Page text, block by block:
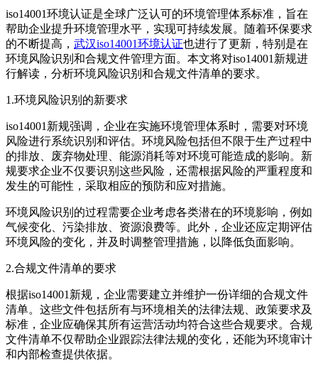
iso14001环境认证是全球广泛认可的环境管理体系标准，旨在
帮助企业提升环境管理水平，实现可持续发展。随着环保要求
的不断提高， 武汉iso14001环境认证也进行了更新，特别是在
环境风险识别和合规文件管理方面。本文将对iso14001新规进
行解读，分析环境风险识别和合规文件清单的要求。
1.环境风险识别的新要求
iso14001新规强调，企业在实施环境管理体系时，需要对环境
风险进行系统识别和评估。环境风险包括但不限于生产过程中
的排放、废弃物处理、能源消耗等对环境可能造成的影响。新
规要求企业不仅要识别这些风险，还需根据风险的严重程度和
发生的可能性，采取相应的预防和应对措施。
环境风险识别的过程需要企业考虑各类潜在的环境影响，例如
气候变化、污染排放、资源浪费等。此外，企业还应定期评估
环境风险的变化，并及时调整管理措施，以降低负面影响。
2.合规文件清单的要求
根据iso14001新规，企业需要建立并维护一份详细的合规文件
清单。这些文件包括所有与环境相关的法律法规、政策要求及
标准，企业应确保其所有运营活动均符合这些合规要求。合规
文件清单不仅帮助企业跟踪法律法规的变化，还能为环境审计
和内部检查提供依据。